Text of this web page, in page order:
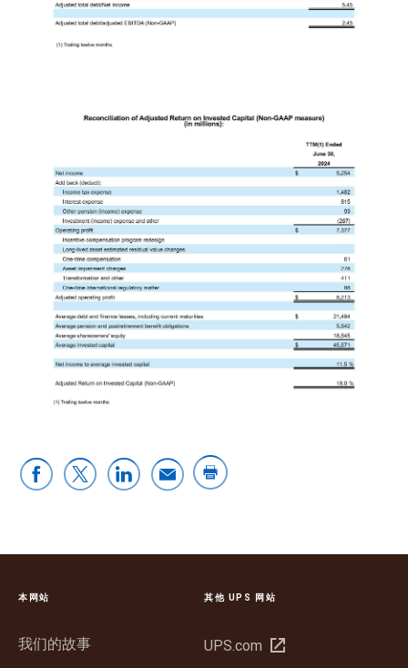
本网站
我们的故事
其他 UPS 网站
UPS.com 在